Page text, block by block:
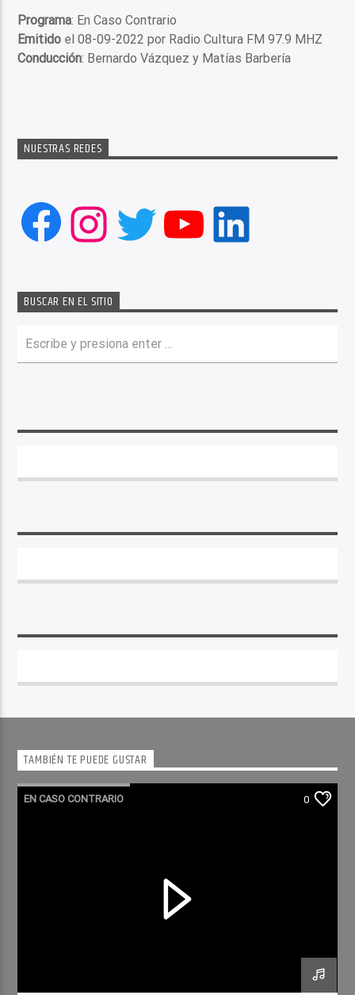
Programa: En Caso Contrario
Emitido el 08-09-2022 por Radio Cultura FM 97.9 MHZ
Conducción: Bernardo Vázquez y Matías Barbería
NUESTRAS REDES
Facebook
Instagram
Twitter
YouTube
LinkedIn
BUSCAR EN EL SITIO
TAMBIÉN TE PUEDE GUSTAR
EN CASO CONTRARIO 0